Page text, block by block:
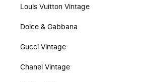
Louis Vuitton Vintage
Dolce & Gabbana
Gucci Vintage
Chanel Vintage